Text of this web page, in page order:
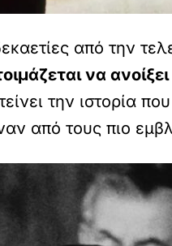
από την
να
την ιστορία
από τους πιο